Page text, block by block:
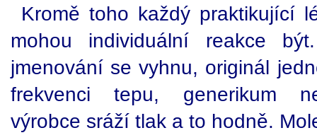
Kromě toho každý praktikující
mohou individuální reakce
jmenování se vyhnu, originál
frekvenci tepu, generikum
výrobce sráží tlak a to hodně.